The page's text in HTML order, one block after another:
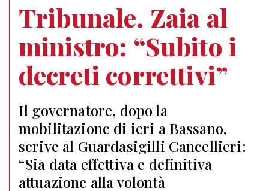
Tribunale. Zaia al
ministro: “Subito i
decreti correttivi”
Il governatore, dopo la
mobilitazione di ieri a Bassano,
scrive al Guardasigilli Cancellieri:
“Sia data effettiva e definitiva
attuazione alla volontà